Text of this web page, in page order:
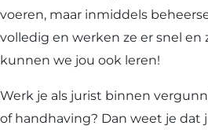
voeren, maar inmiddels
volledig en werken ze er snel en
kunnen we jou ook leren!
Werk je als jurist binnen
of handhaving? Dan weet je dat